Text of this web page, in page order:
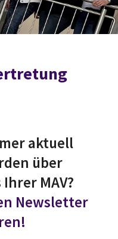
aktuell
über
MAV?
Newsletter